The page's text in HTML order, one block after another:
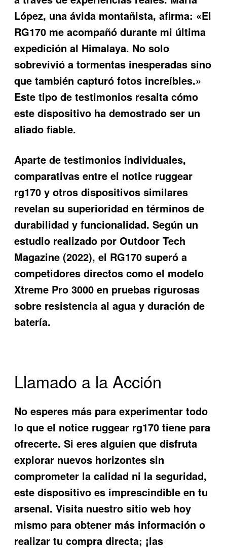
López, una ávida montañista, afirma: «El
RG170 me acompañó durante mi última
expedición al Himalaya. No solo
sobrevivió a tormentas inesperadas sino
que también capturó fotos increíbles.»
Este tipo de testimonios resalta cómo
este dispositivo ha demostrado ser un
aliado fiable.
Aparte de testimonios individuales,
comparativas entre el notice ruggear
rg170 y otros dispositivos similares
revelan su superioridad en términos de
durabilidad y funcionalidad. Según un
estudio realizado por Outdoor Tech
Magazine (2022), el RG170 superó a
competidores directos como el modelo
Xtreme Pro 3000 en pruebas rigurosas
sobre resistencia al agua y duración de
batería.
Llamado a la Acción
No esperes más para experimentar todo
lo que el notice ruggear rg170 tiene para
ofrecerte. Si eres alguien que disfruta
explorar nuevos horizontes sin
comprometer la calidad ni la seguridad,
este dispositivo es imprescindible en tu
arsenal. Visita nuestro sitio web hoy
mismo para obtener más información o
realizar tu compra directa; ¡las